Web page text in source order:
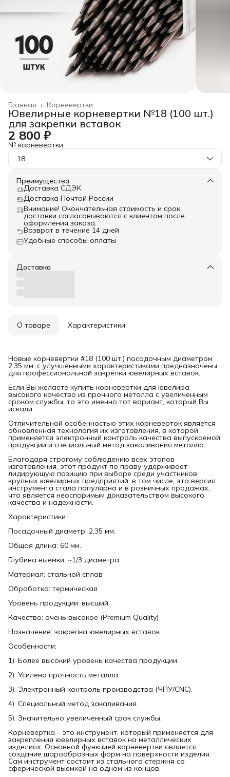
Корневертки
Главная ›
Ювелирные корневертки №18 (100 шт.)
для закрепки вставок
2 800 ₽
№ корневертки
18
Преимущества
Доставка СДЭК
Доставка Почтой России
Внимание! Окончательная стоимость и срок
доставки согласовываются с клиентом после
оформления заказа.
Возврат в течение 14 дней
Удобные способы оплаты
Доставка
О товаре Характеристики
Новые корневертки #18 (100 шт.) посадочным диаметром
2,35 мм. с улучшенными характеристиками предназначены
для профессиональной закрепки ювелирных вставок.
Если Вы желаете купить корневертки для ювелира
высокого качество из прочного металла с увеличенным
сроком службы, то это именно тот вариант, который Вы
искали.
Отличительной особенностью этих корневерток является
обновленная технология их изготовления, в которой
применяется электронный контроль качества выпускаемой
продукции и специальный метод закаливания металла.
Благодаря строгому соблюдению всех этапов
изготовления, этот продукт по праву удерживает
лидирующую позицию при выборе среди участников
крупных ювелирных предприятий, в том числе, эта версия
инструмента стала популярна и в розничных продажах,
что является неоспоримым доказательством высокого
качества и надежности.
Характеристики
Посадочный диаметр: 2,35 мм.
Общая длина: 60 мм.
Глубина выемки: ~1/3 диаметра.
Материал: стальной сплав
Обработка: термическая
Уровень продукции: высший
Качество: очень высокое (Premium Quality)
Назначение: закрепка ювелирных вставок
Особенности:
1). Более высокий уровень качества продукции.
2). Усилена прочность металла.
3). Электронный контроль производства (ЧПУ/CNC).
4). Специальный метод закаливания.
5). Значительно увеличенный срок службы.
Корневертка - это инструмент, который применяется для
закрепления ювелирных вставок на металлических
изделиях. Основной функцией корневертки является
создание шарообразных форм на поверхности изделия.
Сам инструмент состоит из стального стержня со
сферической выемкой на одном из концов.